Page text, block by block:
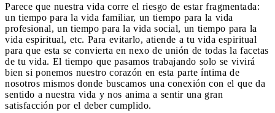
Parece que nuestra vida corre el riesgo de estar fragmentada:
un tiempo para la vida familiar, un tiempo para la vida
profesional, un tiempo para la vida social, un tiempo para la
vida espiritual, etc. Para evitarlo, atiende a tu vida espiritual
para que esta se convierta en nexo de unión de todas la facetas
de tu vida. El tiempo que pasamos trabajando solo se vivirá
bien si ponemos nuestro corazón en esta parte íntima de
nosotros mismos donde buscamos una conexión con el que da
sentido a nuestra vida y nos anima a sentir una gran
satisfacción por el deber cumplido.